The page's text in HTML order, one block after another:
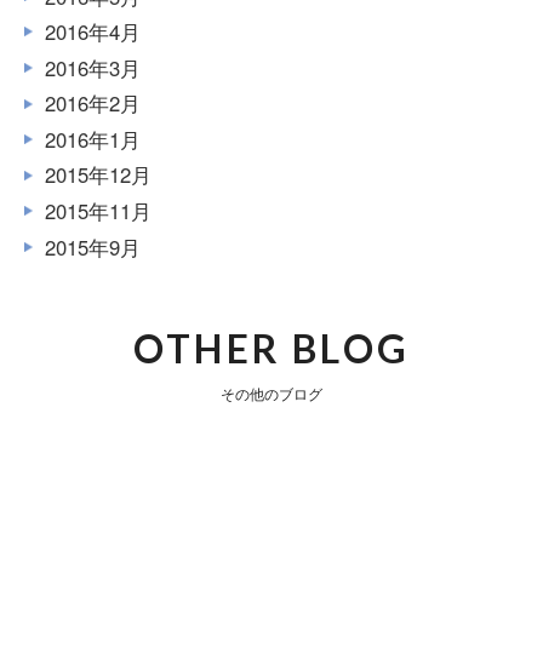
2016年4月
2016年3月
2016年2月
2016年1月
2015年12月
2015年11月
2015年9月
OTHER BLOG
その他のブログ